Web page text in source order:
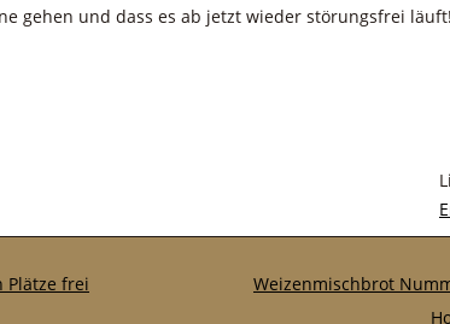
gehen und dass es ab jetzt wieder störungsfrei läuft!
Plätze frei
Weizenmischbrot